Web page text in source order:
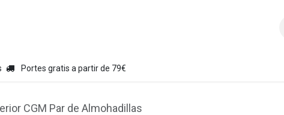
Portes gratis a partir de 79€
CGM Par de Almohadillas